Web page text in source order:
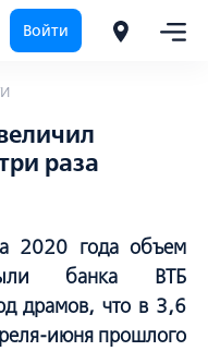
Войти
раза
2020 года объем
банка ВТБ
драмов, что в 3,6
июня прошлого